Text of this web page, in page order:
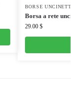
BORSE
Borsa a rete
29.00 $